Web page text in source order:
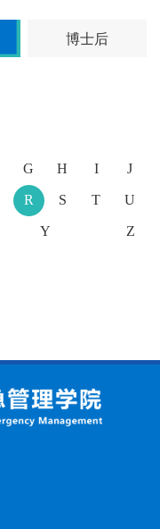
博士后
G H I J
R S T U
Y Z